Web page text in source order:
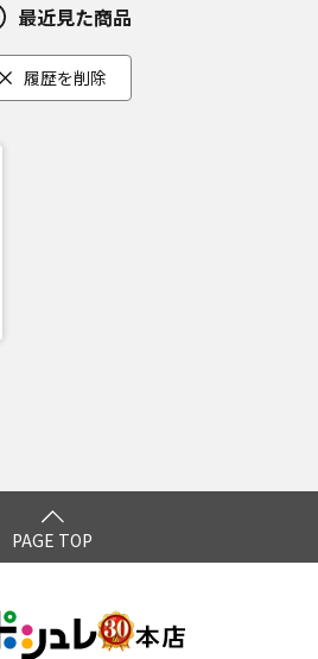
最近見た商品
履歴を削除
PAGE TOP